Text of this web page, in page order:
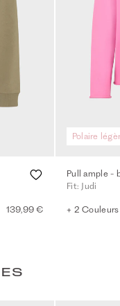
139,99 €
Polaire
Pull ample -
Fit: Judi
+ 2 Couleurs